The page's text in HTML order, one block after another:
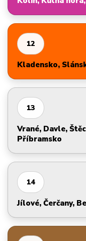
12
Kladensko,
13
Vrané, Davle,
Příbramsko
14
Jílové, Čerčany,